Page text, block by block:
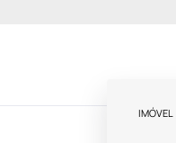
IMÓVEL